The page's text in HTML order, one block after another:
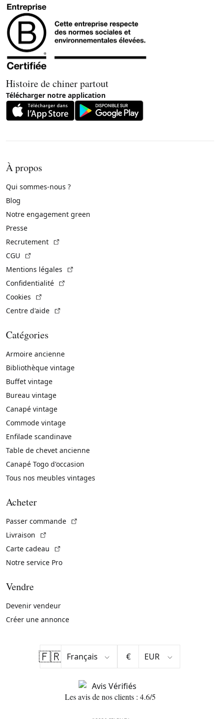
Histoire de chiner partout
Télécharger notre application
À propos
Qui sommes-nous ?
Blog
Notre engagement green
Presse
Recrutement
CGU
Mentions légales
Confidentialité
Cookies
Centre d'aide
Catégories
Armoire ancienne
Bibliothèque vintage
Buffet vintage
Bureau vintage
Canapé vintage
Commode vintage
Enfilade scandinave
Table de chevet ancienne
Canapé Togo d'occasion
Tous nos meubles vintages
Acheter
Passer commande
Livraison
Carte cadeau
Notre service Pro
Vendre
Devenir vendeur
Créer une annonce
🇫🇷 €
Les avis de nos clients : 4.6/5